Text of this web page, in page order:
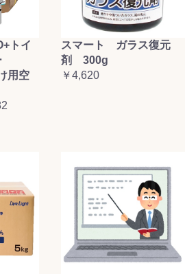
トイ
用空
スマート ガラス復元
剤 300g
￥4,620